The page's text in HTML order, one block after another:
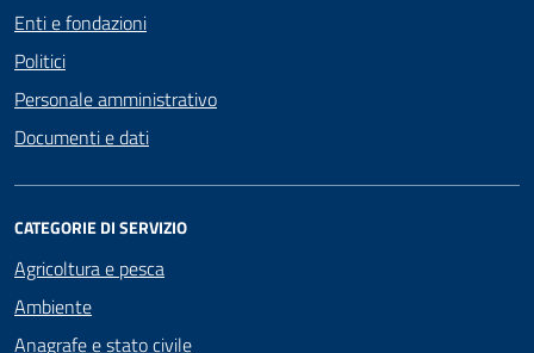
Enti e fondazioni
Politici
Personale amministrativo
Documenti e dati
CATEGORIE DI SERVIZIO
Agricoltura e pesca
Ambiente
Anagrafe e stato civile